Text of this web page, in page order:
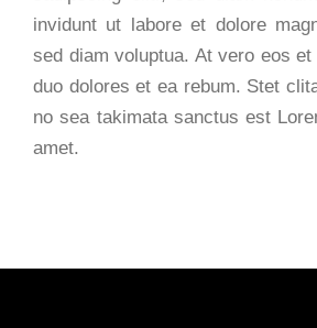
invidunt ut labore et dolore
sed diam voluptua. At vero eos
duo dolores et ea rebum. Stet
no sea takimata sanctus est
amet.